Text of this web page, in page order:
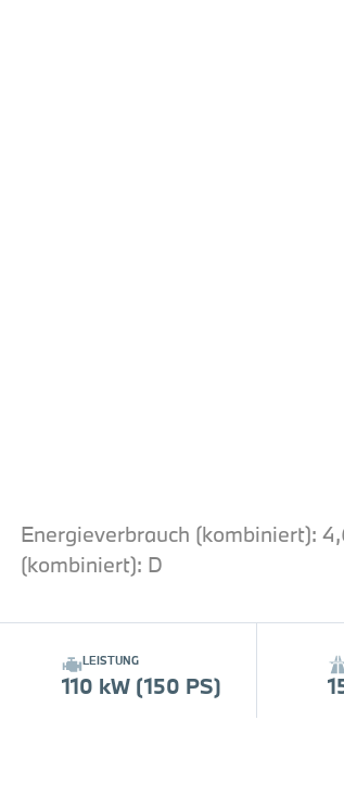
Energieverbrauch (kombiniert):
(kombiniert): D
LEISTUNG
110 kW (150 PS)